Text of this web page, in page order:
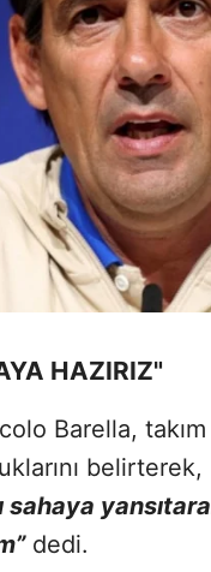
HAZIRIZ"
Barella,
belirterek,
dedi.